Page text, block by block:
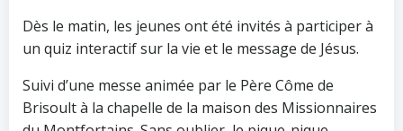
Dès le matin, les jeunes ont été invités à participer à
un quiz interactif sur la vie et le message de Jésus.
Suivi d’une messe animée par le Père Côme de
Brisoult à la chapelle de la maison des Missionnaires